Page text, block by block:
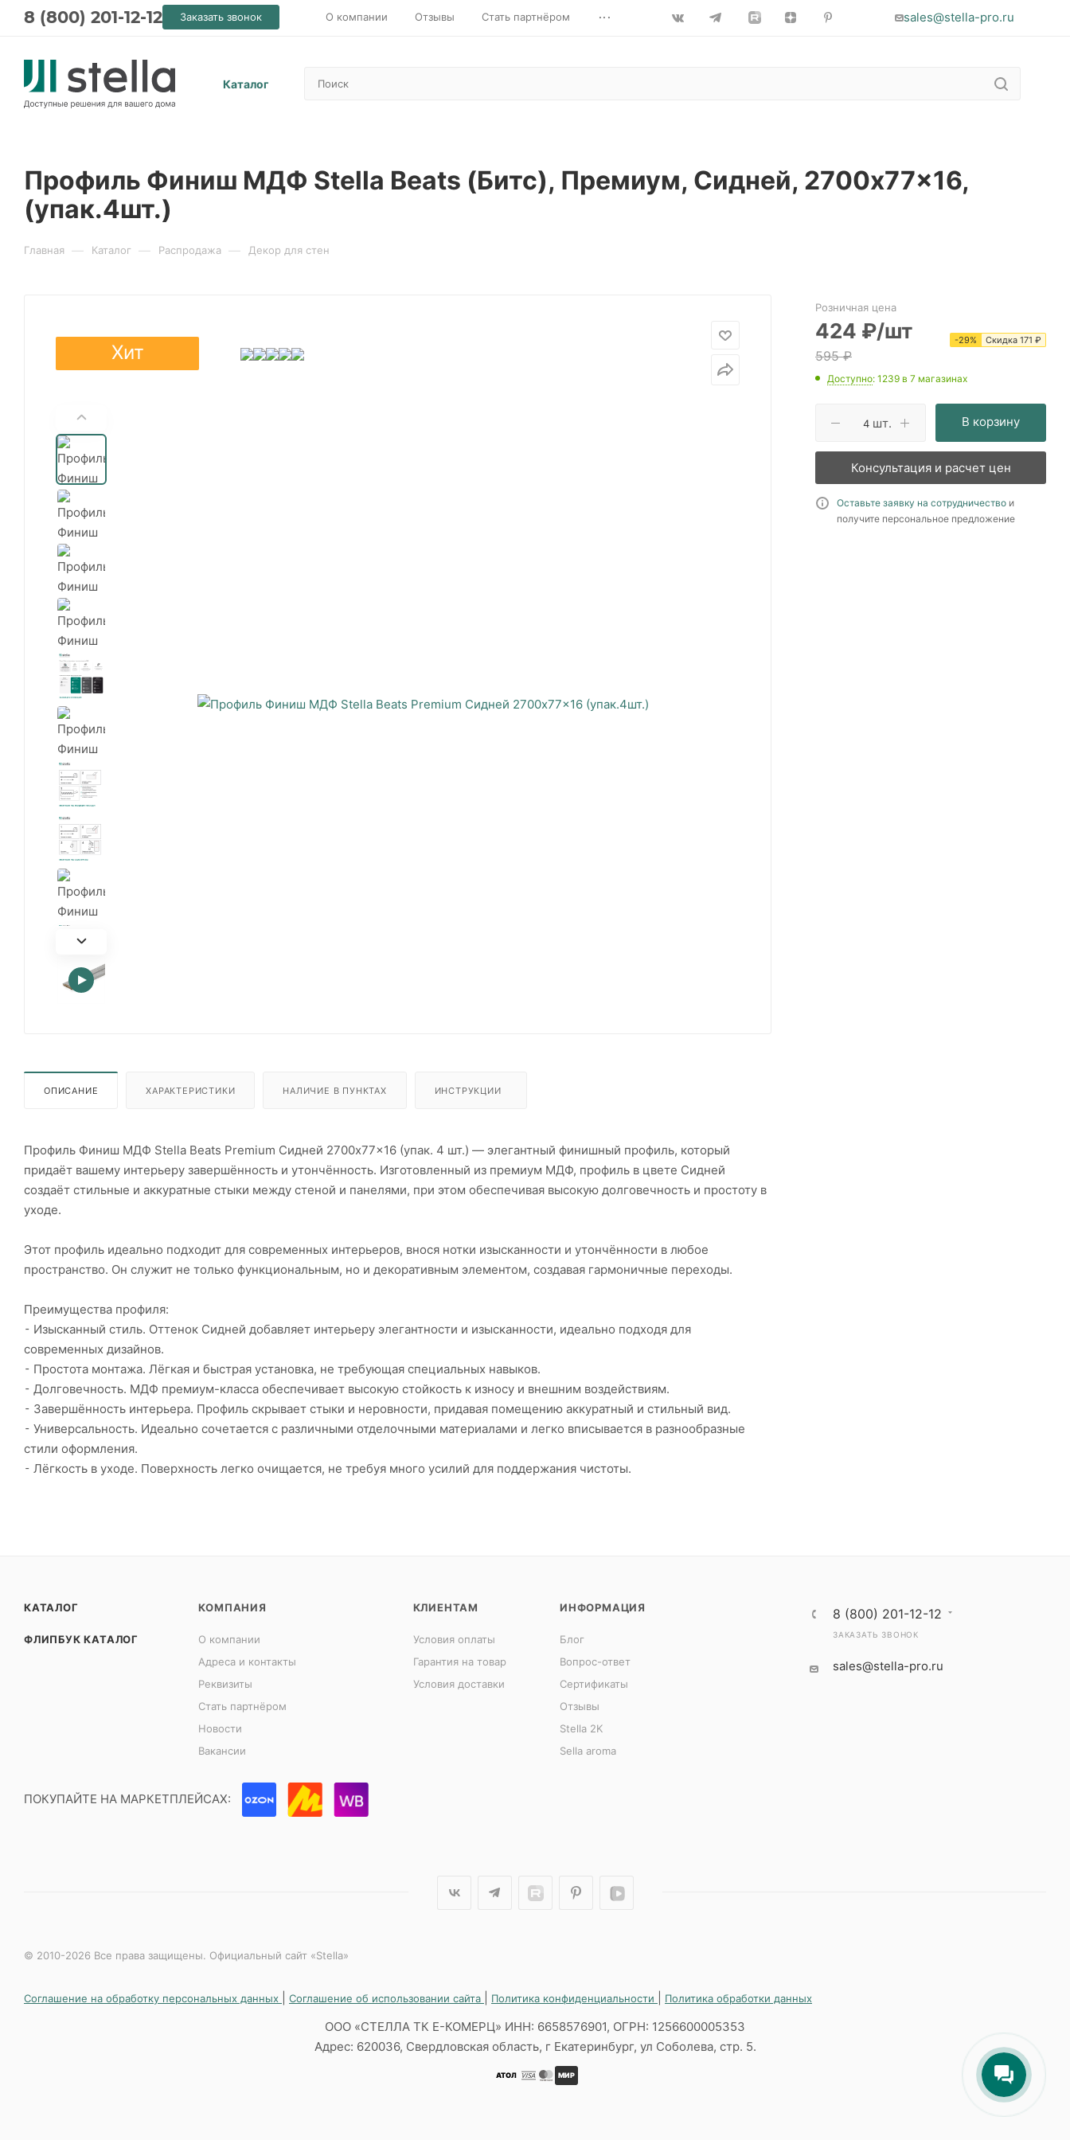
8 (800) 201-12-12 Заказать звонок О компании Отзывы Стать партнёром ... sales@stella-pro.ru
Каталог
Профиль Финиш МДФ Stella Beats (Битс), Премиум, Сидней, 2700x77x16,
(упак.4шт.)
Главная — Каталог — Распродажа — Декор для стен
Хит
ОПИСАНИЕ ХАРАКТЕРИСТИКИ НАЛИЧИЕ В ПУНКТАХ ИНСТРУКЦИИ
Профиль Финиш МДФ Stella Beats Premium Сидней 2700x77x16 (упак. 4 шт.) — элегантный финишный профиль, который
придаёт вашему интерьеру завершённость и утончённость. Изготовленный из премиум МДФ, профиль в цвете Сидней
создаёт стильные и аккуратные стыки между стеной и панелями, при этом обеспечивая высокую долговечность и простоту в
уходе.
Этот профиль идеально подходит для современных интерьеров, внося нотки изысканности и утончённости в любое
пространство. Он служит не только функциональным, но и декоративным элементом, создавая гармоничные переходы.
Преимущества профиля:
⁃ Изысканный стиль. Оттенок Сидней добавляет интерьеру элегантности и изысканности, идеально подходя для
современных дизайнов.
⁃ Простота монтажа. Лёгкая и быстрая установка, не требующая специальных навыков.
⁃ Долговечность. МДФ премиум-класса обеспечивает высокую стойкость к износу и внешним воздействиям.
⁃ Завершённость интерьера. Профиль скрывает стыки и неровности, придавая помещению аккуратный и стильный вид.
⁃ Универсальность. Идеально сочетается с различными отделочными материалами и легко вписывается в разнообразные
стили оформления.
⁃ Лёгкость в уходе. Поверхность легко очищается, не требуя много усилий для поддержания чистоты.
Розничная цена
424 ₽/шт
595₽
-29% Скидка 171 ₽
Доступно: 1239 в 7 магазинах
шт. В корзину
Консультация и расчет цен
Оставьте заявку на сотрудничество и
получите персональное предложение
КАТАЛОГ
ФЛИПБУК КАТАЛОГ
КОМПАНИЯ
О компании
Адреса и контакты
Реквизиты
Стать партнёром
Новости
Вакансии
КЛИЕНТАМ
Условия оплаты
Гарантия на товар
Условия доставки
ИНФОРМАЦИЯ
Блог
Вопрос-ответ
Сертификаты
Отзывы
Stella 2K
Sella aroma
8 (800) 201-12-12
ЗАКАЗАТЬ ЗВОНОК
sales@stella-pro.ru
ПОКУПАЙТЕ НА МАРКЕТПЛЕЙСАХ:
© 2010-2026 Все права защищены. Официальный сайт «Stella»
Соглашение на обработку персональных данных Соглашение об использовании сайта Политика конфиденциальности Политика обработки данных
ООО «СТЕЛЛА ТК Е-КОМЕРЦ» ИНН: 6658576901, ОГРН: 1256600005353
Адрес: 620036, Свердловская область, г Екатеринбург, ул Соболева, стр. 5.
АТОЛ МИР